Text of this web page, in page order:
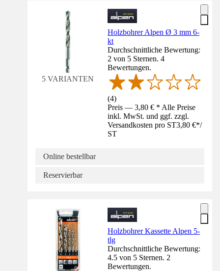
5 VARIANTEN
Holzbohrer Alpen Ø 3 mm 6-
kt
Durchschnittliche Bewertung:
2 von 5 Sternen. 4
Bewertungen.
(4)
Preis — 3,80 € * Alle Preise
inkl. MwSt. und ggf. zzgl.
Versandkosten pro ST3,80 €*/
ST
Online bestellbar
Reservierbar
Holzbohrer Kassette Alpen 5-
tlg
Durchschnittliche Bewertung:
4.5 von 5 Sternen. 2
Bewertungen.